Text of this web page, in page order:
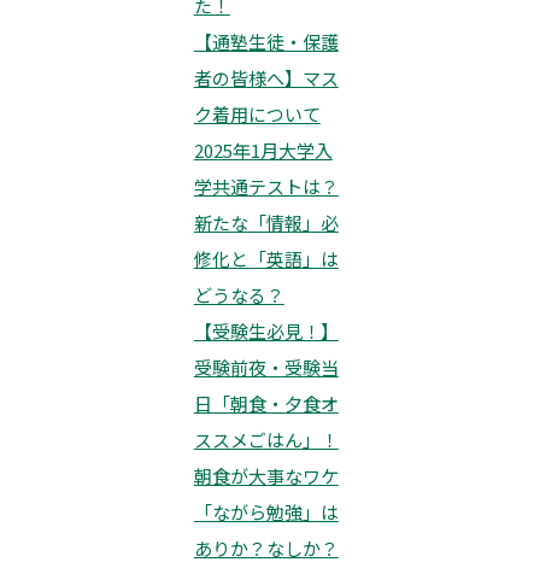
た！
【通塾生徒・保護
者の皆様へ】マス
ク着用について
2025年1月大学入
学共通テストは？
新たな「情報」必
修化と「英語」は
どうなる？
【受験生必見！】
受験前夜・受験当
日「朝食・夕食オ
ススメごはん」！
朝食が大事なワケ
「ながら勉強」は
ありか？なしか？